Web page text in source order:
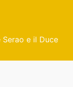
e il Duce